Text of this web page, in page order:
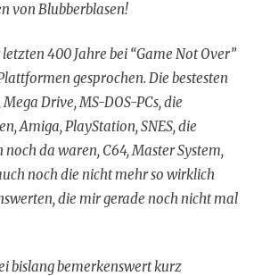
von Blubberblasen!
400 Jahre bei “Game Not Over”
gesprochen. Die bestesten
Drive, MS-DOS-PCs, die
Amiga, PlayStation, SNES, die
da waren, C64, Master System,
noch die nicht mehr so wirklich
die mir gerade noch nicht mal
bislang bemerkenswert kurz